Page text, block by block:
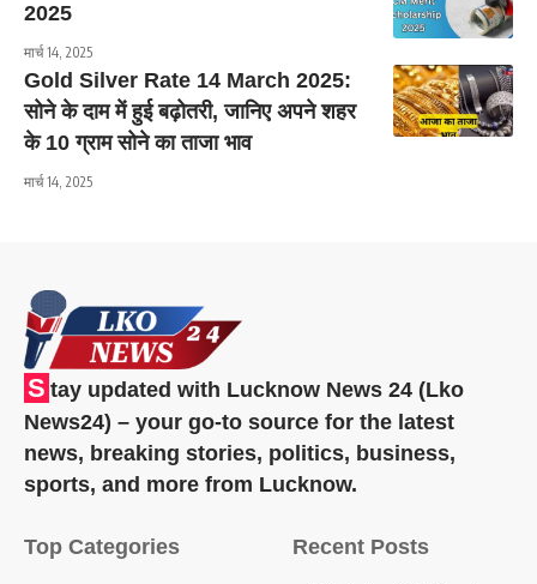
2025
मार्च 14, 2025
Gold Silver Rate 14 March 2025:
सोने के दाम में हुई बढ़ोतरी, जानिए अपने शहर
के 10 ग्राम सोने का ताजा भाव
मार्च 14, 2025
S tay updated with Lucknow News 24 (Lko
News24) – your go-to source for the latest
news, breaking stories, politics, business,
sports, and more from Lucknow.
Top Categories Recent Posts